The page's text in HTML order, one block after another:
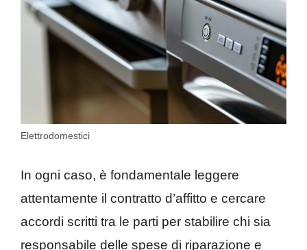
Elettrodomestici
In ogni caso, è fondamentale leggere
attentamente il contratto d’affitto e cercare
accordi scritti tra le parti per stabilire chi sia
responsabile delle spese di riparazione e